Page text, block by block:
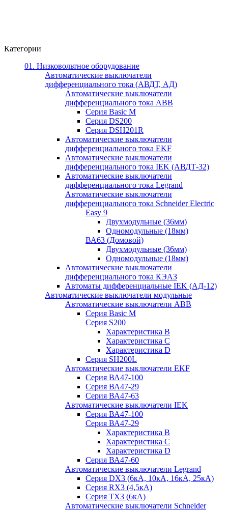
Категории
01. Низковольтное оборудование
Автоматические выключатели
дифференциального тока (АВДТ, АД)
Автоматические выключатели
дифференциального тока ABB
Серия Basic M
Серия DS200
Серия DSH201R
Автоматические выключатели
дифференциального тока EKF
Автоматические выключатели
дифференциального тока IEK (АВДТ-32)
Автоматические выключатели
дифференциального тока Legrand
Автоматические выключатели
дифференциального тока Schneider Electric
Easy 9
Двухмодульные (36мм)
Одномодульные (18мм)
ВА63 (Домовой)
Двухмодульные (36мм)
Одномодульные (18мм)
Автоматические выключатели
дифференциального тока КЭАЗ
Автоматы дифференциальные IEK (АД-12)
Автоматические выключатели модульные
Автоматические выключатели ABB
Серия Basic M
Серия S200
Характеристика B
Характеристика C
Характеристика D
Серия SH200L
Автоматические выключатели EKF
Серия ВА47-100
Серия ВА47-29
Серия ВА47-63
Автоматические выключатели IEK
Серия ВА47-100
Серия ВА47-29
Характеристика B
Характеристика C
Характеристика D
Серия ВА47-60
Автоматические выключатели Legrand
Серия DX3 (6кА, 10кА, 16кА, 25кА)
Серия RX3 (4,5кА)
Серия TX3 (6кА)
Автоматические выключатели Schneider